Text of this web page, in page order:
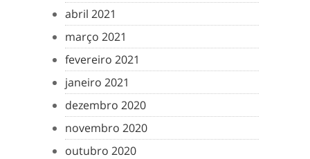
abril 2021
março 2021
fevereiro 2021
janeiro 2021
dezembro 2020
novembro 2020
outubro 2020